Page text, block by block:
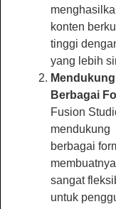
konten
tinggi
yang lebih
Mendukung
Berbagai
Fusion
mendukung
berbagai
membuatnya
sangat
untuk